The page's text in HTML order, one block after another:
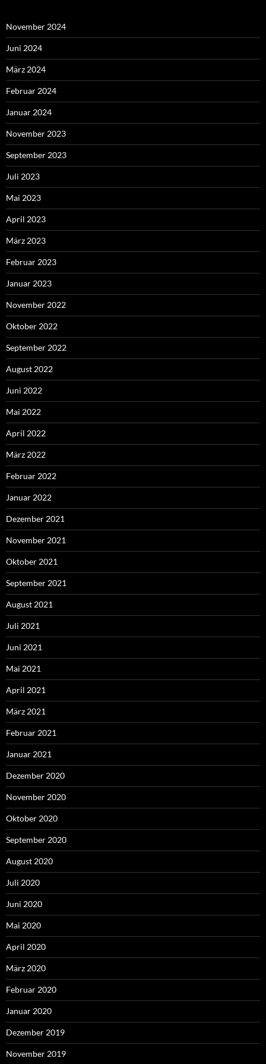
November 2024
Juni 2024
März 2024
Februar 2024
Januar 2024
November 2023
September 2023
Juli 2023
Mai 2023
April 2023
März 2023
Februar 2023
Januar 2023
November 2022
Oktober 2022
September 2022
August 2022
Juni 2022
Mai 2022
April 2022
März 2022
Februar 2022
Januar 2022
Dezember 2021
November 2021
Oktober 2021
September 2021
August 2021
Juli 2021
Juni 2021
Mai 2021
April 2021
März 2021
Februar 2021
Januar 2021
Dezember 2020
November 2020
Oktober 2020
September 2020
August 2020
Juli 2020
Juni 2020
Mai 2020
April 2020
März 2020
Februar 2020
Januar 2020
Dezember 2019
November 2019